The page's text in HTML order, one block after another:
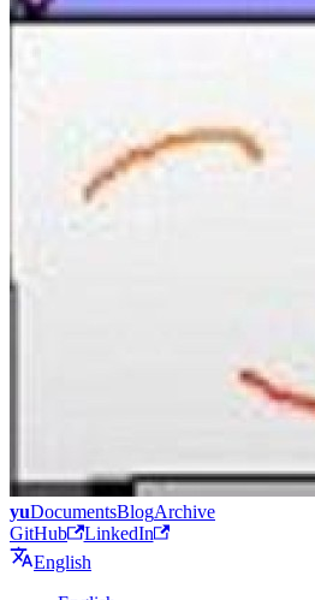
yuDocumentsBlogArchive
GitHub
LinkedIn
English